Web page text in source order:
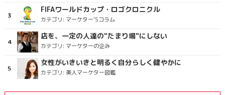
FIFAワールドカップ・ロゴクロニクル
カテゴリ: マーケター’Sコラム
店を、一定の人達の"たまり場"にしない
カテゴリ: マーケターの企み
女性がいきいきと明るく自分らしく健やかに
カテゴリ: 美人マーケター図鑑